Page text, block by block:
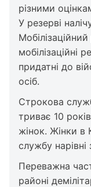
різними
У резерві
мобілізаційні
придатні до
осіб.
Строкова
триває 10
жінок. Жінки
службу нарівні
Переважна
районі